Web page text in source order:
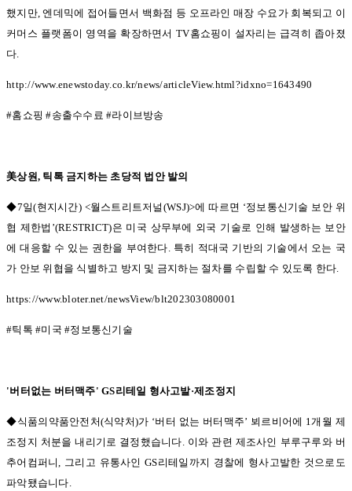
했지만, 엔데믹에 접어들면서 백화점 등 오프라인 매장 수요가 회복되고 이
커머스 플랫폼이 영역을 확장하면서 TV홈쇼핑이 설자리는 급격히 좁아졌
다.
http://www.enewstoday.co.kr/news/articleView.html?idxno=1643490
#홈쇼핑#송출수수료#라이브방송
美상원, 틱톡 금지하는 초당적 법안 발의
◆7일(현지시간) <월스트리트저널 (WSJ)>에 따르면 ‘정보통신기술 보안 위
협 제한법 ’(RESTRICT)은 미국 상무부에 외국 기술로 인해 발생하는 보안
에 대응할 수 있는 권한을 부여한다. 특히 적대국 기반의 기술에서 오는 국
가 안보 위협을 식별하고 방지 및 금지하는 절차를 수립할 수 있도록 한다.
https://www.bloter.net/newsView/blt202303080001
#틱톡#미국#정보통신기술
'버터없는 버터맥주' GS리테일 형사고발·제조정지
◆식품의약품안전처(식약처)가 ‘버터 없는 버터맥주’ 뵈르비어에 1개월 제
조정지 처분을 내리기로 결정했습니다. 이와 관련 제조사인 부루구루와 버
추어컴퍼니, 그리고 유통사인GS리테일까지 경찰에 형사고발한 것으로도
파악됐습니다.